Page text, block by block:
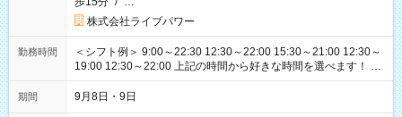
株式会社ライブパワー
勤務時間
＜シフト例＞ 9:00～22:30 12:30～22:00 15:30～21:00 12:30～
19:00 12:30～22:00 上記の時間から好きな時間を選べます！ ※
時間は変更となる可能性があります
期間 9月8日・9日